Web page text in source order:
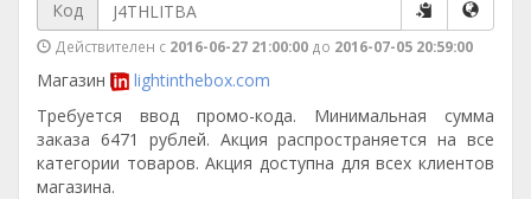
Код
Действителен с 2016-06-27 21:00:00 до 2016-07-05 20:59:00
Магазин
lightinthebox.com
Требуется ввод промо-кода. Минимальная сумма
заказа 6471 рублей. Акция распространяется на все
категории товаров. Акция доступна для всех клиентов
магазина.